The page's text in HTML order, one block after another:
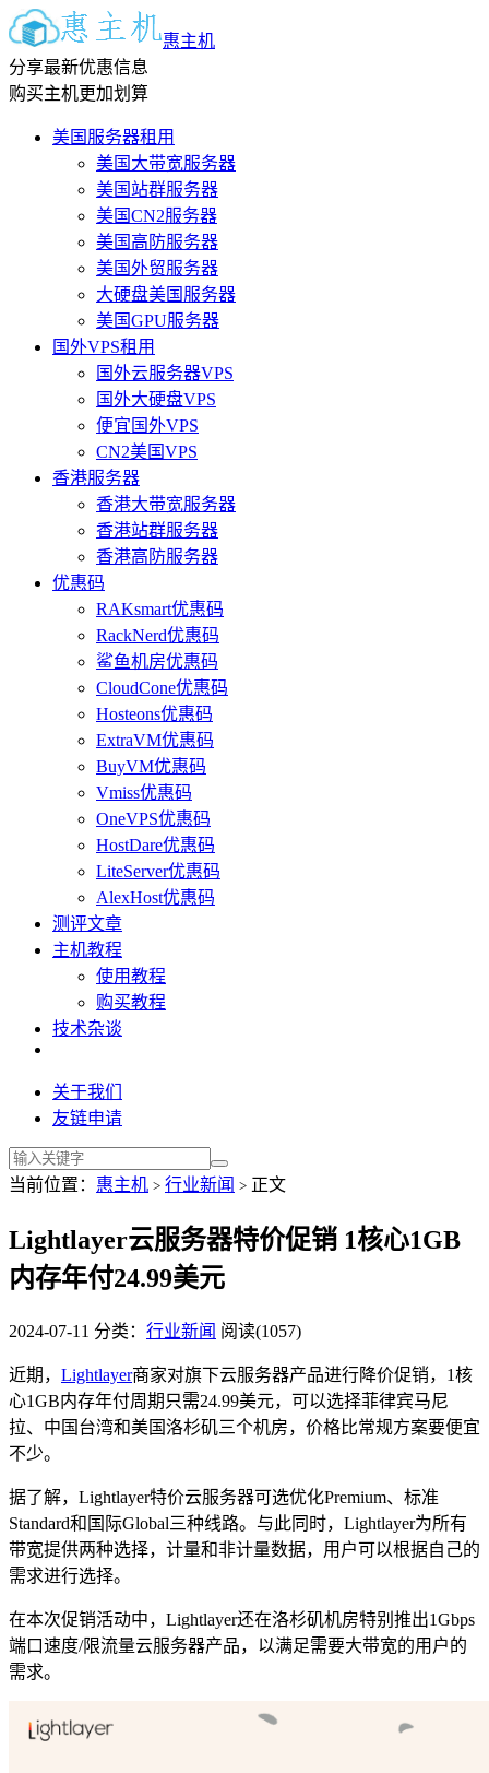
惠主机
分享最新优惠信息
购买主机更加划算
美国服务器租用
美国大带宽服务器
美国站群服务器
美国CN2服务器
美国高防服务器
美国外贸服务器
大硬盘美国服务器
美国GPU服务器
国外VPS租用
国外云服务器VPS
国外大硬盘VPS
便宜国外VPS
CN2美国VPS
香港服务器
香港大带宽服务器
香港站群服务器
香港高防服务器
优惠码
RAKsmart优惠码
RackNerd优惠码
鲨鱼机房优惠码
CloudCone优惠码
Hosteons优惠码
ExtraVM优惠码
BuyVM优惠码
Vmiss优惠码
OneVPS优惠码
HostDare优惠码
LiteServer优惠码
AlexHost优惠码
测评文章
主机教程
使用教程
购买教程
技术杂谈
关于我们
友链申请
当前位置： 惠主机 > 行业新闻 > 正文
Lightlayer云服务器特价促销 1核心1GB
内存年付24.99美元
2024-07-11 分类： 行业新闻 阅读(1057)
近期， Lightlayer商家对旗下云服务器产品进行降价促销，1核
心1GB内存年付周期只需24.99美元，可以选择菲律宾马尼
拉、中国台湾和美国洛杉矶三个机房，价格比常规方案要便宜
不少。
据了解，Lightlayer特价云服务器可选优化Premium、标准
Standard和国际Global三种线路。与此同时，Lightlayer为所有
带宽提供两种选择，计量和非计量数据，用户可以根据自己的
需求进行选择。
在本次促销活动中，Lightlayer还在洛杉矶机房特别推出1Gbps
端口速度/限流量云服务器产品，以满足需要大带宽的用户的
需求。